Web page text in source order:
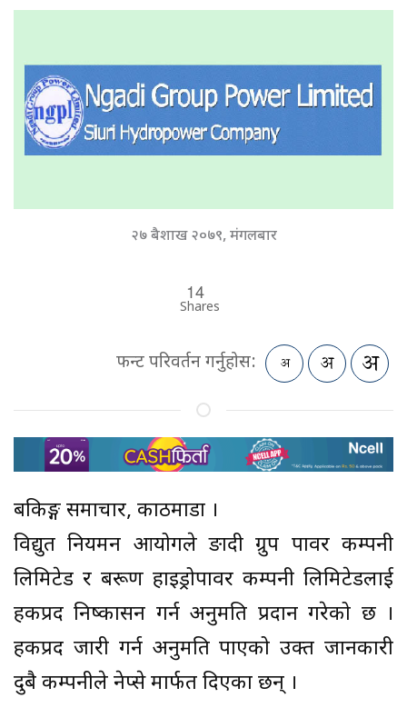
२७ बैशाख २०७९, मंगलबार
14
Shares
फन्ट परिवर्तन गर्नुहोस:
बैंकिङ्ग समाचार, काठमाडौं ।
विद्युत नियमन आयोगले ङादी ग्रुप पावर कम्पनी
लिमिटेड र बरूण हाइड्रोपावर कम्पनी लिमिटेडलाई
हकप्रद निष्कासन गर्न अनुमति प्रदान गरेको छ ।
हकप्रद जारी गर्न अनुमति पाएको उक्त जानकारी
दुबै कम्पनीले नेप्से मार्फत दिएका छन् ।